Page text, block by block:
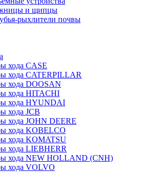
и щипцы
рыхлители почвы
хода CASE
хода CATERPILLAR
хода DOOSAN
хода HITACHI
хода HYUNDAI
хода JCB
хода JOHN DEERE
хода KOBELCO
хода KOMATSU
хода LIEBHERR
хода NEW HOLLAND (CNH)
хода VOLVO